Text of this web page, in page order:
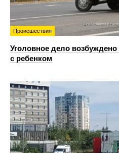
Происшествия
Уголовное дело
с ребенком